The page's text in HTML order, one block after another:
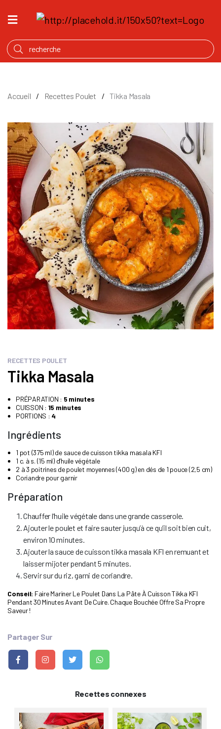
ACCUEIL
QU’EST
NOTRE
HISTOIRE
OÙ
ACHETER
ANGLAIS
Accueil Recettes Poulet Tikka Masala
RECETTES POULET
Tikka Masala
PRÉPARATION : 5 minutes
CUISSON : 15 minutes
PORTIONS : 4
Ingrédients
1 pot (375 ml) de sauce de cuisson tikka masala KFI
1 c. à s. (15 ml) d’huile végétale
2 à 3 poitrines de poulet moyennes (400 g) en dés de 1 pouce (2,5 cm)
Coriandre pour garnir
Préparation
Chauffer l’huile végétale dans une grande casserole.
Ajouter le poulet et faire sauter jusqu’à ce qu’il soit bien cuit,
environ 10 minutes.
Ajouter la sauce de cuisson tikka masala KFI en remuant et
laisser mijoter pendant 5 minutes.
Servir sur du riz, garni de coriandre.
Conseil: Faire Mariner Le Poulet Dans La Pâte À Cuisson Tikka KFI
Pendant 30 Minutes Avant De Cuire. Chaque Bouchée Offre Sa Propre
Saveur !
Partager Sur
Recettes connexes